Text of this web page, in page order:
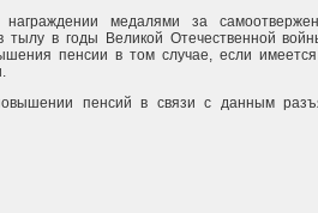
медалями за
тылу в годы Великой Отечественной
пенсии в том случае, если имеется
пенсий в связи с данным